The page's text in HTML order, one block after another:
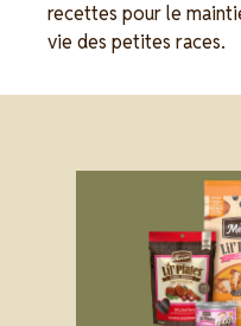
recettes pour le
vie des petites races.